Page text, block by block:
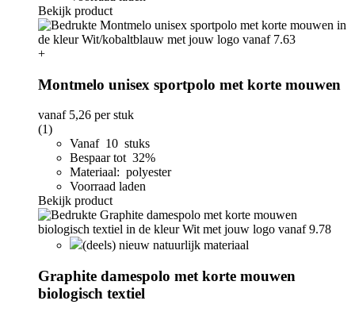
Bekijk product
+
Montmelo unisex sportpolo met korte mouwen
vanaf 5,26 per stuk
(1)
Vanaf 10 stuks
Bespaar tot 32%
Materiaal: polyester
Voorraad laden
Bekijk product
(deels) nieuw natuurlijk materiaal
Graphite damespolo met korte mouwen
biologisch textiel